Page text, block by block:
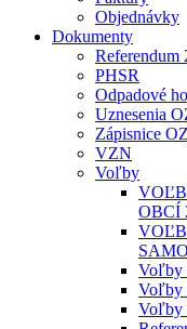
Objednávky
Dokumenty
Referendum
PHSR
Odpadové
Uznesenia
Zápisnice OZ
VZN
Voľby
OBCÍ
Voľby
Voľby
Voľby